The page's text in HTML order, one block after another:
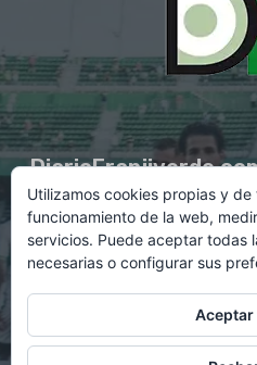
información
Contacto en:
Utilizamos cookies propias y
funcionamiento de la web,
servicios. Puede aceptar todas
necesarias o configurar sus
Aceptar